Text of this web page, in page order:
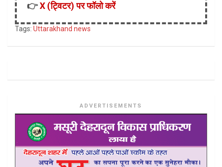
👉X (ट्विटर) पर फॉलो करें
Tags: Uttarakhand news
ADVERTISEMENTS